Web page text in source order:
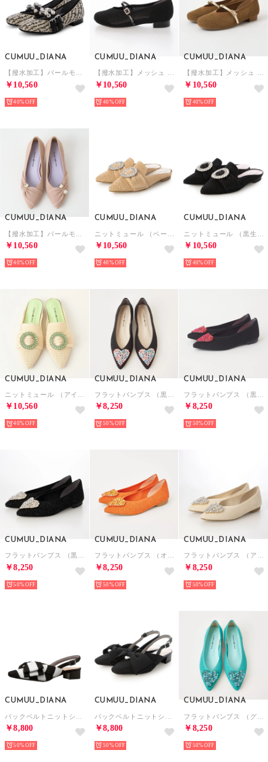
CUMUU_DIANA
【撥水加工】パールモチーフ ストラップシューズ （アイボリー生地）
￥10,560
40%
CUMUU_DIANA
【撥水加工】メッシュ フラットパンプス （黒生地）
￥10,560
40%
CUMUU_DIANA
【撥水加工】メッシュ フラットパンプス （ライトブラウン生地）
￥10,560
40%
CUMUU_DIANA
￥10,560
40%
CUMUU_DIANA
￥10,560
40%
CUMUU_DIANA
￥10,560
40%
CUMUU_DIANA
￥10,560
40%
CUMUU_DIANA
￥8,250
50%
CUMUU_DIANA
￥8,250
50%
CUMUU_DIANA
￥8,250
50%
CUMUU_DIANA
￥8,250
50%
CUMUU_DIANA
￥8,250
50%
CUMUU_DIANA
￥8,800
50%
CUMUU_DIANA
￥8,800
50%
CUMUU_DIANA
￥8,250
50%